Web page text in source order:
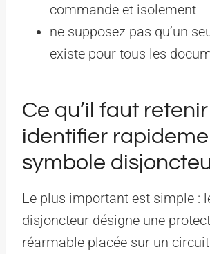
commande et isolement
ne supposez pas qu’un
existe pour tous les
Ce qu’il faut
identifier
symbole
Le plus important est simple :
disjoncteur désigne une
réarmable placée sur un